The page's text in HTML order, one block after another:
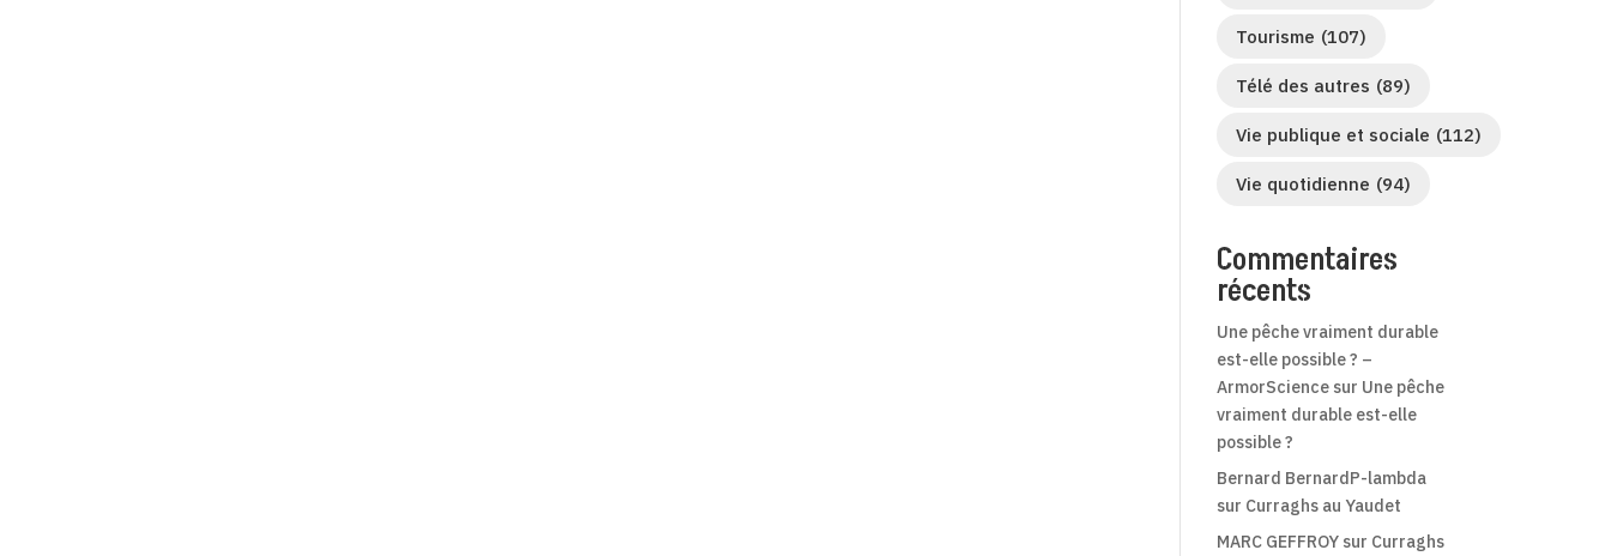
Tourisme (107)
Télé des autres (89)
Vie publique et sociale (112)
Vie quotidienne (94)
Commentaires
récents
Une pêche vraiment durable
est-elle possible ? –
ArmorScience sur Une pêche
vraiment durable est-elle
possible ?
Bernard BernardP-lambda
sur Curraghs au Yaudet
MARC GEFFROY sur Curraghs